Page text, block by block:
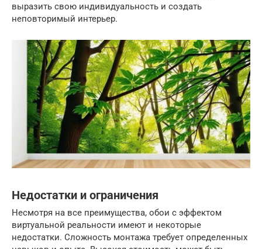
выразить свою индивидуальность и создать
неповторимый интерьер.
Недостатки и ограничения
Несмотря на все преимущества, обои с эффектом
виртуальной реальности имеют и некоторые
недостатки. Сложность монтажа требует определенных